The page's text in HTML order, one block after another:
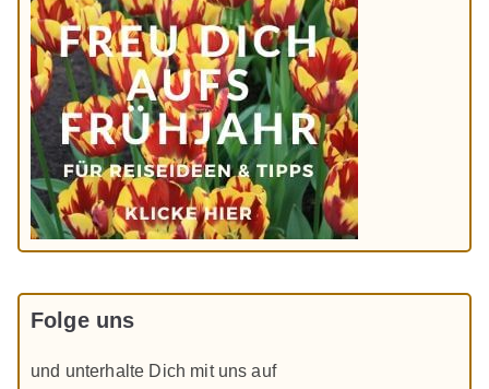
Folge uns
und unterhalte Dich mit uns auf